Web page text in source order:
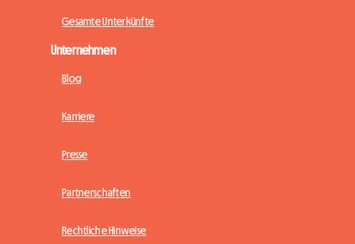
Gesamte Unterkünfte
Unternehmen
Blog
Karriere
Presse
Partnerschaften
Rechtliche Hinweise